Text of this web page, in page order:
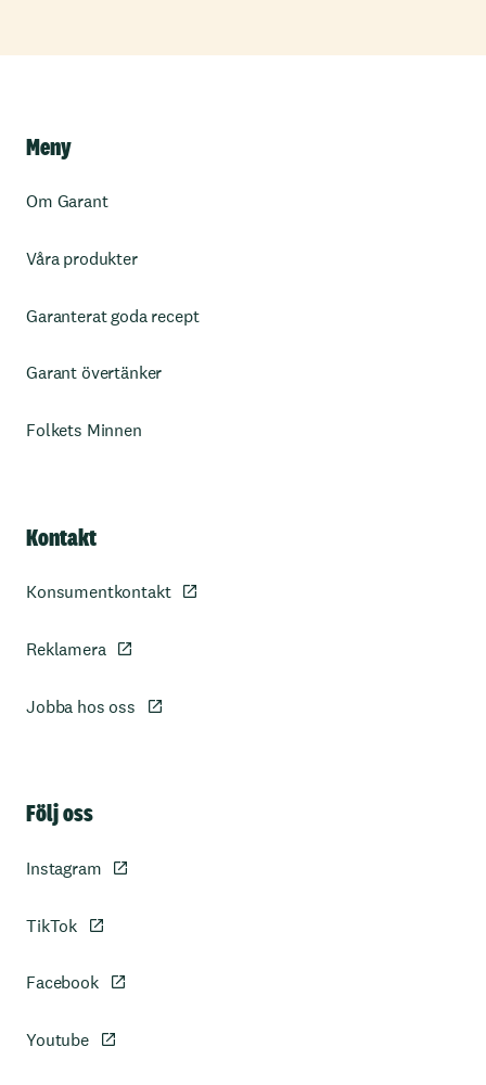
Meny
Om Garant
Våra produkter
Garanterat goda recept
Garant övertänker
Folkets Minnen
Kontakt
Konsumentkontakt
Reklamera
Jobba hos oss
Följ oss
Instagram
TikTok
Facebook
Youtube